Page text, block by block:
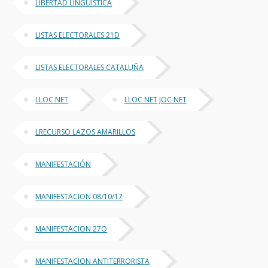
LIBERTAD LINGUISTICA
LISTAS ELECTORALES 21D
LISTAS ELECTORALES CATALUÑA
LLOC NET LLOC NET JOC NET
LRECURSO LAZOS AMARILLOS
MANIFESTACIÓN
MANIFESTACION 08/10/17
MANIFESTACION 27O
MANIFESTACION ANTITERRORISTA